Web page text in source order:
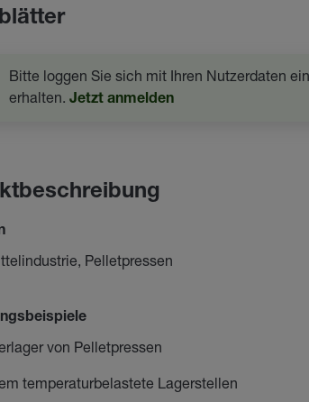
Bitte loggen Sie sich mit Ihren Nutzerdaten
erhalten. Jetzt anmelden
Pelletpressen
von Pelletpressen
temperaturbelastete Lagerstellen